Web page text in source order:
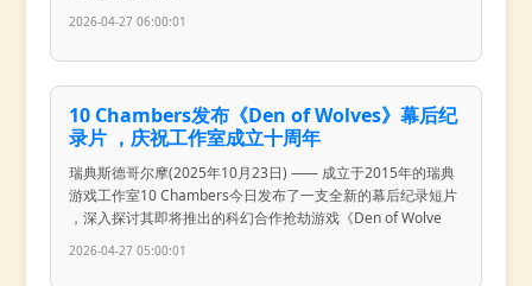
2026-04-27 06:00:01
10 Chambers发布《Den of Wolves》幕后纪
录片 ，庆祝工作室成立十周年
瑞典斯德哥尔摩(2025年10月23日) ⸺ 成立于2015年的瑞典
游戏工作室10 Chambers今日发布了一支全新的幕后纪录短片
，深入探讨其即将推出的科幻合作抢劫游戏《Den of Wolve
2026-04-27 05:00:01